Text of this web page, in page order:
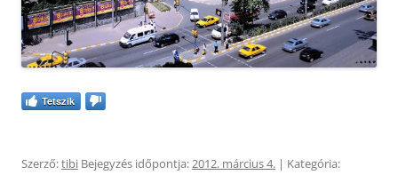
Tetszik
Szerző:tibi Bejegyzés időpontja:2012. március 4. | Kategória: